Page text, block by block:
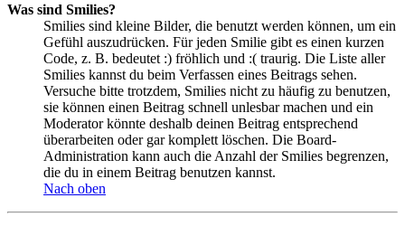
Was sind Smilies?
Smilies sind kleine Bilder, die benutzt werden können, um ein
Gefühl auszudrücken. Für jeden Smilie gibt es einen kurzen
Code, z. B. bedeutet :) fröhlich und :( traurig. Die Liste aller
Smilies kannst du beim Verfassen eines Beitrags sehen.
Versuche bitte trotzdem, Smilies nicht zu häufig zu benutzen,
sie können einen Beitrag schnell unlesbar machen und ein
Moderator könnte deshalb deinen Beitrag entsprechend
überarbeiten oder gar komplett löschen. Die Board-
Administration kann auch die Anzahl der Smilies begrenzen,
die du in einem Beitrag benutzen kannst.
Nach oben